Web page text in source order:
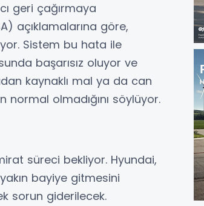
geri çağırmaya
açıklamalarına göre,
Sistem bu hata ile
başarısız oluyor ve
kaynaklı mal ya da can
normal olmadığını söylüyor.
süreci bekliyor. Hyundai,
bayiye gitmesini
sorun giderilecek.